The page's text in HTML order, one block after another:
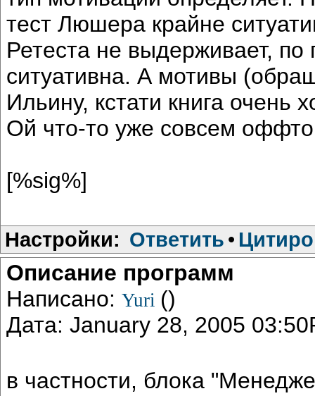
тест Люшера крайне
Ретеста не выдерживает,
ситуативна. А мотивы
Ильину, кстати книга очень
Ой что-то уже совсем
[%sig%]
Настройки: Ответить •
Описание программ
Написано: Yuri ()
Дата: January 28, 2005
в частности, блока